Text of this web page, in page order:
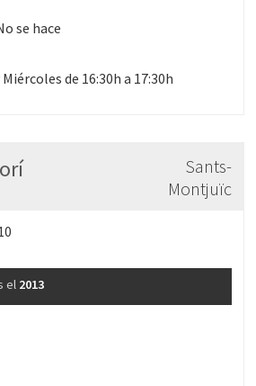
se hace
Miércoles de 16:30h a 17:30h
Sants-
Montjuïc
el 2013